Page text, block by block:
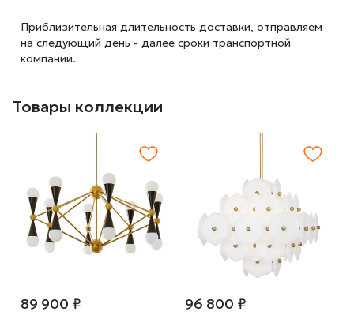
Приблизительная длительность доставки, отправляем
на следующий день - далее сроки транспортной
компании.
Товары коллекции
89 900 ₽ 96 800 ₽